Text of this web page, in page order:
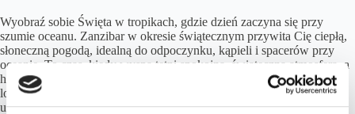
Wyobraź sobie Święta w tropikach, gdzie dzień zaczyna się przy
szumie oceanu. Zanzibar w okresie świątecznym przywita Cię ciepłą,
słoneczną pogodą, idealną do odpoczynku, kąpieli i spacerów przy
oceanie. To czas, kiedy wyspa tętni spokojną, świąteczną atmosferą, a
hotele przygotowują specjalne atrakcje – od świątecznych kolacji z
lokalnymi przysmakami po muzyczne wieczory i animacje, które
umilają każdą chwilę pobytu.